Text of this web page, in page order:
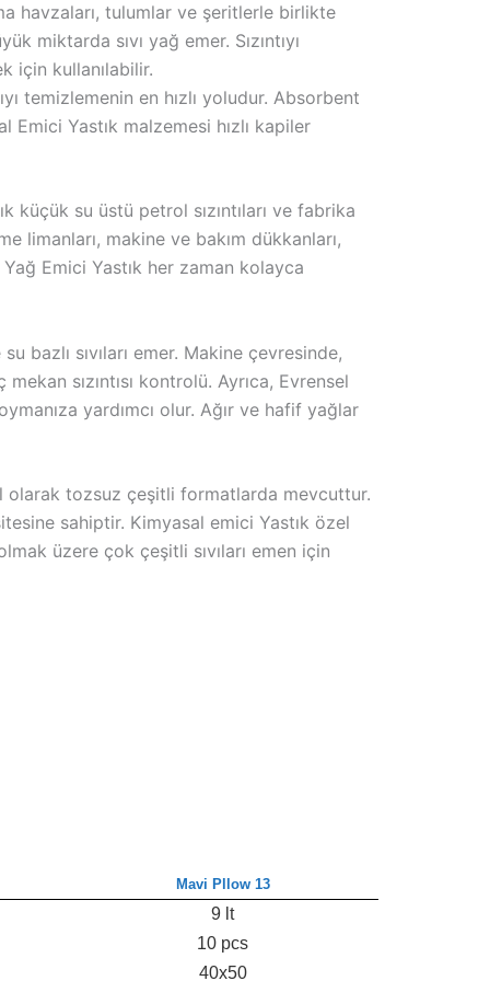
havzaları, tulumlar ve şeritlerle birlikte
miktarda sıvı yağ emer. Sızıntıyı
için kullanılabilir.
temizlemenin en hızlı yoludur. Absorbent
Emici Yastık malzemesi hızlı kapiler
küçük su üstü petrol sızıntıları ve fabrika
limanları, makine ve bakım dükkanları,
Emici Yastık her zaman kolayca
bazlı sıvıları emer. Makine çevresinde,
sızıntısı kontrolü. Ayrıca, Evrensel
yardımcı olur. Ağır ve hafif yağlar
olarak tozsuz çeşitli formatlarda mevcuttur.
sahiptir. Kimyasal emici Yastık özel
üzere çok çeşitli sıvıları emen için
Mavi Pllow 13
9 lt
10 pcs
40x50